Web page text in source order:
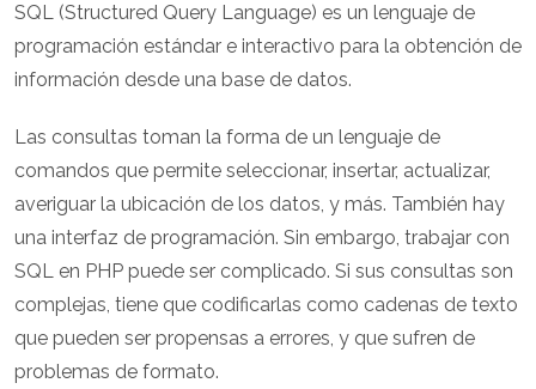
SQL (Structured Query Language) es un lenguaje de
programación estándar e interactivo para la obtención de
información desde una base de datos.
Las consultas toman la forma de un lenguaje de
comandos que permite seleccionar, insertar, actualizar,
averiguar la ubicación de los datos, y más. También hay
una interfaz de programación. Sin embargo, trabajar con
SQL en PHP puede ser complicado. Si sus consultas son
complejas, tiene que codificarlas como cadenas de texto
que pueden ser propensas a errores, y que sufren de
problemas de formato.